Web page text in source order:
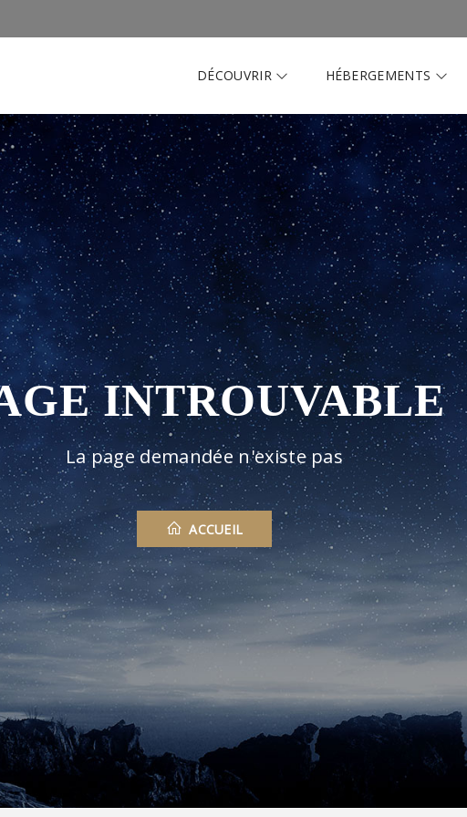
DÉCOUVRIR HÉBERGEMENTS
INTROUVABLE
La page demandée n'existe pas
ACCUEIL